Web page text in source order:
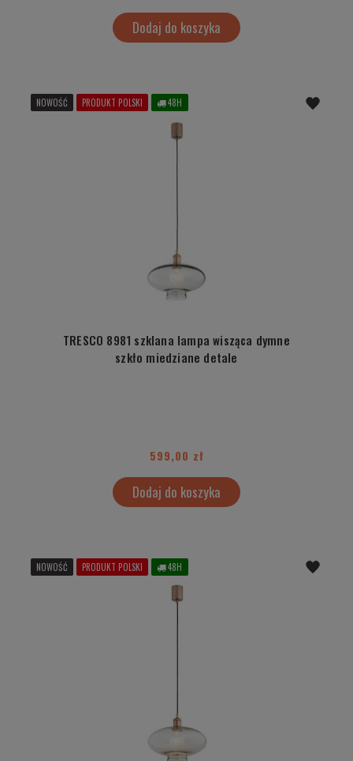
Dodaj do koszyka
TRESCO 8981 szklana lampa wisząca dymne
szkło miedziane detale
599,00 zł
Dodaj do koszyka
NOWOŚĆ PRODUKT POLSKI 48H
NOWOŚĆ PRODUKT POLSKI 48H